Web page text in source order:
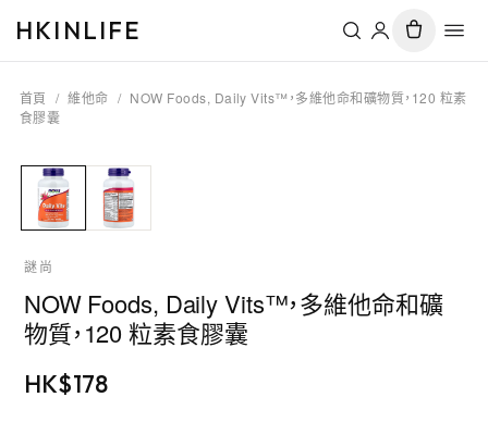
HKINLIFE
首頁 / 維他命 / NOW Foods, Daily Vits™，多維他命和礦物質，120 粒素
食膠囊
謎尚
NOW Foods, Daily Vits™，多維他命和礦
物質，120 粒素食膠囊
HK$178